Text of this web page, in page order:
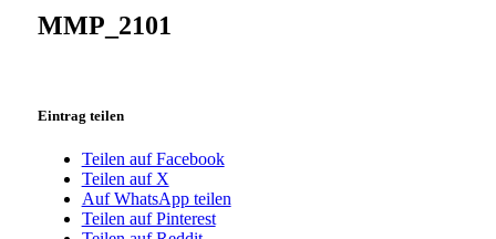
MMP_2101
Eintrag teilen
Teilen auf Facebook
Teilen auf X
Auf WhatsApp teilen
Teilen auf Pinterest